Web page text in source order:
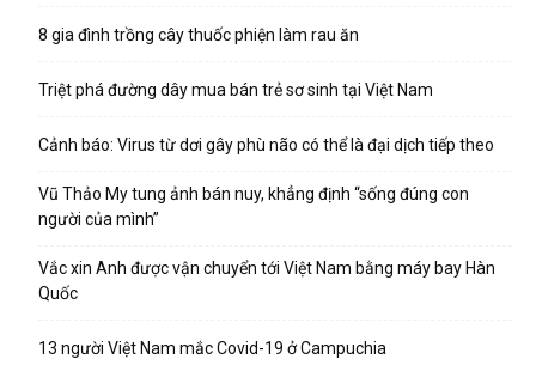
8 gia đình trồng cây thuốc phiện làm rau ăn
Triệt phá đường dây mua bán trẻ sơ sinh tại Việt Nam
Cảnh báo: Virus từ dơi gây phù não có thể là đại dịch tiếp theo
Vũ Thảo My tung ảnh bán nuy, khẳng định “sống đúng con
người của mình”
Vắc xin Anh được vận chuyển tới Việt Nam bằng máy bay Hàn
Quốc
13 người Việt Nam mắc Covid-19 ở Campuchia